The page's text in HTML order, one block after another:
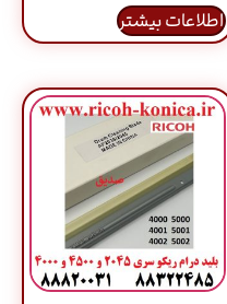
اطلاعات بیشتر